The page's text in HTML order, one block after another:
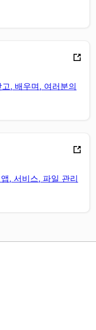
, 배우며, 여러분의
, 서비스, 파일 관리